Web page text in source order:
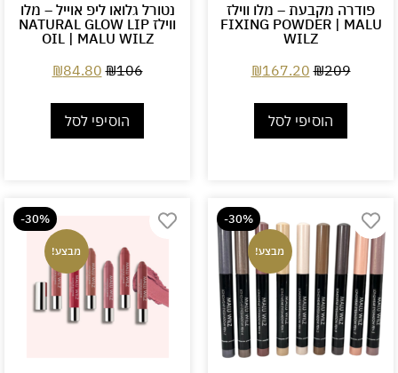
פודרה מקבעת – מלו ווילז
FIXING POWDER | MALU
WILZ
₪209
₪167.20
הוסיפי לסל
נטורל גלואו ליפ אוייל – מלו
ווילז NATURAL GLOW LIP
OIL | MALU WILZ
₪106
₪84.80
הוסיפי לסל
-30%
מבצע!
-30%
מבצע!